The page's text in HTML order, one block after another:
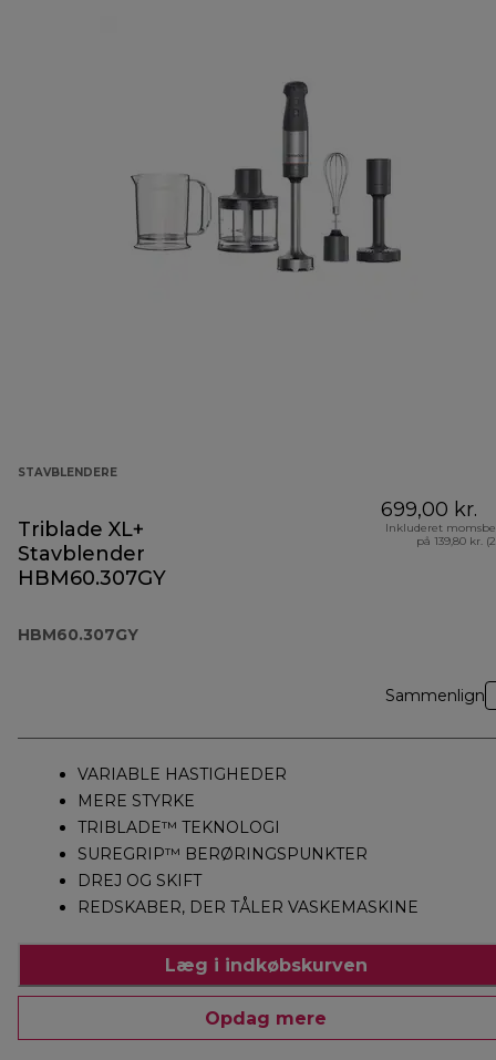
STAVBLENDERE
Triblade XL+
Stavblender
HBM60.307GY
HBM60.307GY
699,00 kr.
Inkluderet
på 139,80 kr.
Sammenlign
VARIABLE HASTIGHEDER
MERE STYRKE
TRIBLADE™ TEKNOLOGI
SUREGRIP™ BERØRINGSPUNKTER
DREJ OG SKIFT
REDSKABER, DER TÅLER VASKEMASKINE
Læg i indkøbskurven
Opdag mere